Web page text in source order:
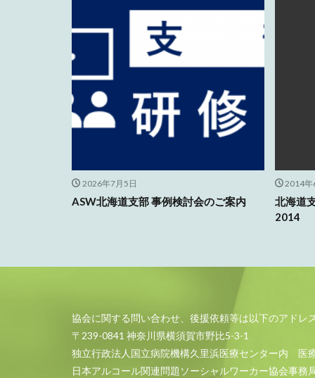
2026年7月5日
ASW北海道支部 事例検討会のご案内
2014年
北海道
2014
協会に関する問い合わせ、後援依頼等は以下のアドレ
〒239-0841 神奈川県横須賀市野比5-3-1
独立行政法人国立病院機構久里浜医療センター内 医
日本アルコール関連問題ソーシャルワーカー協会事務